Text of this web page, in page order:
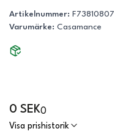
Artikelnummer: F73810807
Varumärke: Casamance
0 SEK0
Visa prishistorik